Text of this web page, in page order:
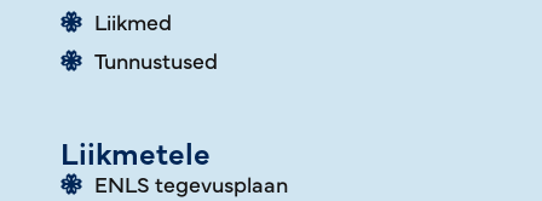
Liikmed
Tunnustused
Liikmetele
ENLS tegevusplaan